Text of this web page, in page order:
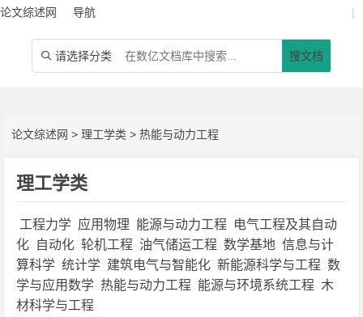
论文综述网 导航 |
 请选择分类 搜文档
论文综述网 >理工学类 >热能与动力工程
理工学类
工程力学 应用物理 能源与动力工程
电气工程及其自动
化 自动化 轮机工程 油气储运工程 数学基地 信息与计
算科学 统计学 建筑电气与智能化 新能源科学与工程 数
学与应用数学 热能与动力工程 能源与环境系统工程 木
材科学与工程